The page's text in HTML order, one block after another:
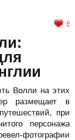
6
Волли на этих
размещает в
при
персонажа
фотографии